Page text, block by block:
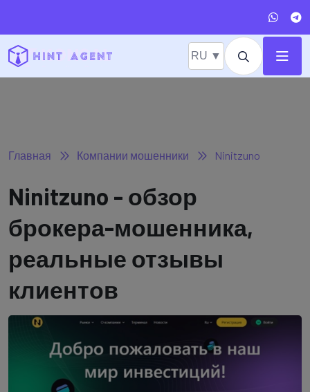
RU ▼
Главная Компании мошенники Ninitzuno
Ninitzuno - обзор
брокера-мошенника,
реальные отзывы
клиентов